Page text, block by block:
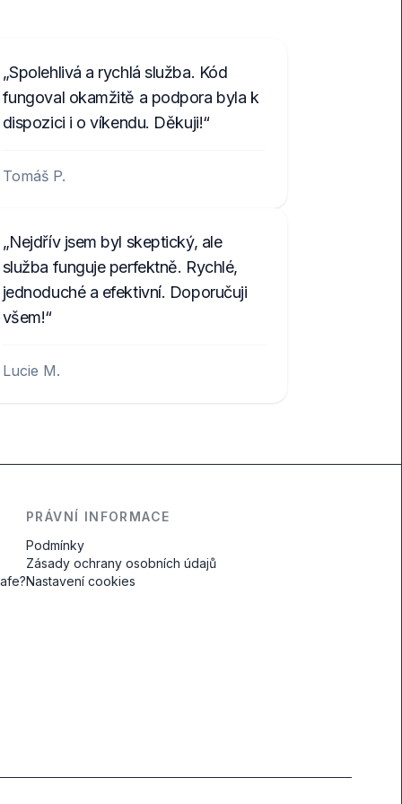
Spolehlivá a rychlá služba. Kód
fungoval okamžitě a podpora byla k
dispozici i o víkendu. Děkuji!
Tomáš P.
Nejdřív jsem byl skeptický, ale
služba funguje perfektně. Rychlé,
jednoduché a efektivní. Doporučuji
všem!
Lucie M.
PRÁVNÍ INFORMACE
Podmínky
Zásady ochrany osobních údajů
Nastavení cookies